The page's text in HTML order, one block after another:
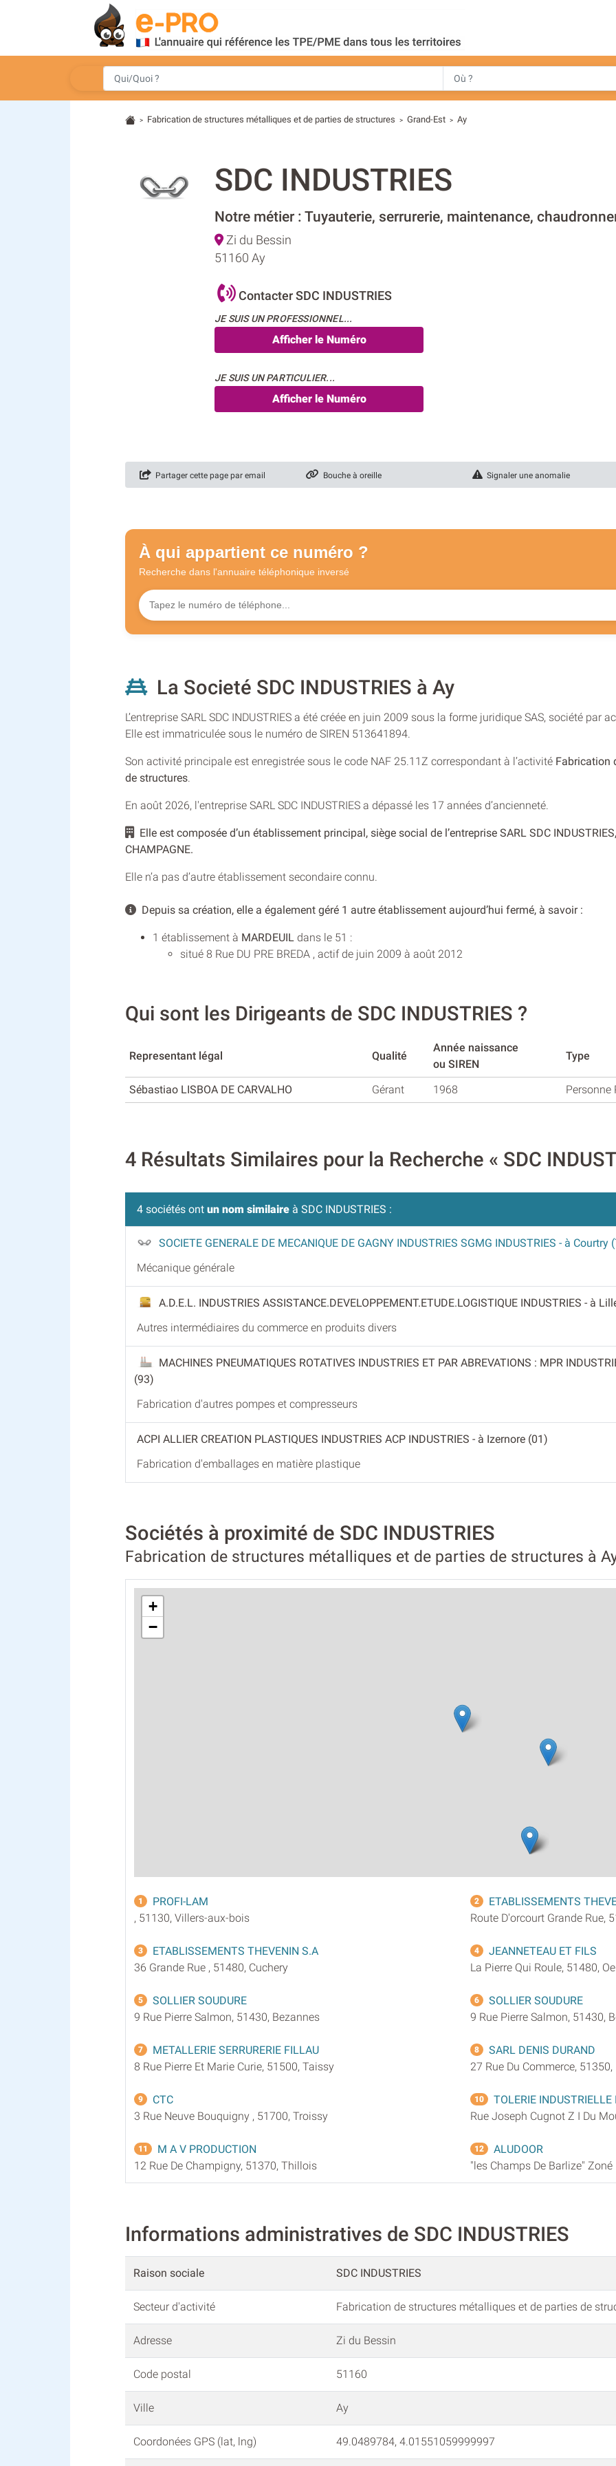
> Fabrication de structures métalliques et de parties de structures > Grand-Est > Ay
SDC INDUSTRIES
Notre métier : Tuyauterie, serrurerie, maintenance,
Zi du Bessin
51160 Ay
Contacter SDC INDUSTRIES
JE SUIS UN PROFESSIONNEL...
Afficher le Numéro
JE SUIS UN PARTICULIER...
Afficher le Numéro
Partager cette page par email Bouche à oreille Signaler une anomalie
À qui appartient ce numéro ?
Recherche dans l'annuaire téléphonique inversé
La Societé SDC INDUSTRIES à Ay
L’entreprise SARL SDC INDUSTRIES a été créée en juin 2009 sous la forme juridique SAS, société par
Elle est immatriculée sous le numéro de SIREN 513641894.
Son activité principale est enregistrée sous le code NAF 25.11Z correspondant à l’activité Fabrication
de structures.
En août 2026, l'entreprise SARL SDC INDUSTRIES a dépassé les 17 années d’ancienneté.
Elle est composée d’un établissement principal, siège social de l’entreprise SARL SDC
CHAMPAGNE.
Elle n’a pas d’autre établissement secondaire connu.
Depuis sa création, elle a également géré 1 autre établissement aujourd’hui fermé, à savoir :
1 établissement à MARDEUIL dans le 51 :
situé 8 Rue DU PRE BREDA , actif de juin 2009 à août 2012
Qui sont les Dirigeants de SDC INDUSTRIES ?
Representant légal Qualité
Année naissance
ou SIREN
Type
Sébastiao LISBOA DE CARVALHO Gérant 1968 Personne
4 Résultats Similaires pour la Recherche « SDC
4 sociétés ont un nom similaire à SDC INDUSTRIES :
SOCIETE GENERALE DE MECANIQUE DE GAGNY INDUSTRIES SGMG INDUSTRIES - à Courtry
Mécanique générale
A.D.E.L. INDUSTRIES ASSISTANCE.DEVELOPPEMENT.ETUDE.LOGISTIQUE INDUSTRIES - à
Autres intermédiaires du commerce en produits divers
MACHINES PNEUMATIQUES ROTATIVES INDUSTRIES ET PAR ABREVATIONS : MPR
(93)
Fabrication d'autres pompes et compresseurs
ACPI ALLIER CREATION PLASTIQUES INDUSTRIES ACP INDUSTRIES - à Izernore (01)
Fabrication d'emballages en matière plastique
Sociétés à proximité de SDC INDUSTRIES
Fabrication de structures métalliques et de parties de structures à
+
−
1
PROFI-LAM
, 51130, Villers-aux-bois
2
ETABLISSEMENTS
Route D'orcourt Grande Rue,
3
ETABLISSEMENTS THEVENIN S.A
36 Grande Rue , 51480, Cuchery
4
JEANNETEAU ET FILS
La Pierre Qui Roule, 51480,
5
SOLLIER SOUDURE
9 Rue Pierre Salmon, 51430, Bezannes
6
SOLLIER SOUDURE
9 Rue Pierre Salmon, 51430,
7
METALLERIE SERRURERIE FILLAU
8 Rue Pierre Et Marie Curie, 51500, Taissy
8
SARL DENIS DURAND
27 Rue Du Commerce,
9
CTC
3 Rue Neuve Bouquigny , 51700, Troissy
10
TOLERIE INDUSTRIELLE
Rue Joseph Cugnot Z I Du
11
M A V PRODUCTION
12 Rue De Champigny, 51370, Thillois
12
ALUDOOR
"les Champs De Barlize"
Informations administratives de SDC INDUSTRIES
Raison sociale SDC INDUSTRIES
Secteur d'activité Fabrication de structures métalliques et de parties de
Adresse Zi du Bessin
Code postal 51160
Ville Ay
Coordonées GPS (lat, lng) 49.0489784, 4.01551059999997